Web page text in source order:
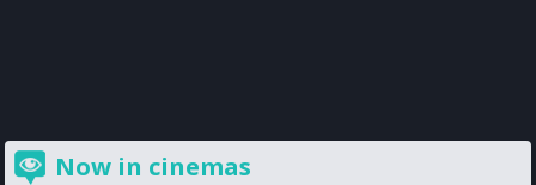
Now in cinemas